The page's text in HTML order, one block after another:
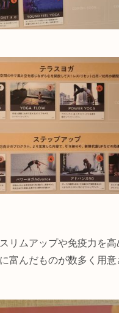
リムアップや免疫力を高
富んだものが数多く用意